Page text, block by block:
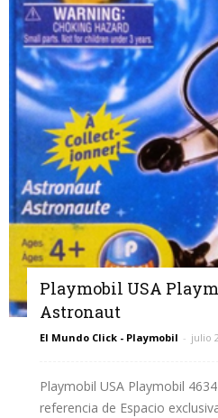
Playmobil USA
Astronaut
El Mundo Click - Playmobil - julio
Playmobil USA Playmobil
referencia de Espacio